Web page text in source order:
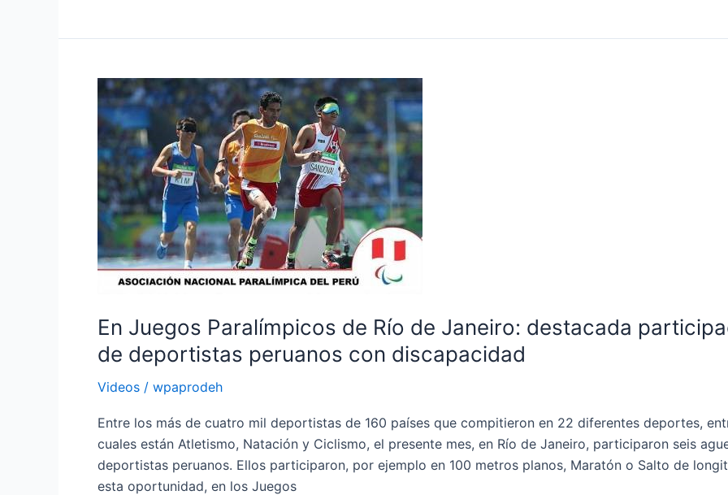
En Juegos Paralímpicos de Río de Janeiro: destacada
de deportistas peruanos con discapacidad
Videos / wpaprodeh
Entre los más de cuatro mil deportistas de 160 países que compitieron en 22 diferentes deportes,
cuales están Atletismo, Natación y Ciclismo, el presente mes, en Río de Janeiro, participaron seis
deportistas peruanos. Ellos participaron, por ejemplo en 100 metros planos, Maratón o Salto de
esta oportunidad, en los Juegos
En
Juegos
Paralímpicos
de
Río
de
Janeiro:
destacada
participación
peruanos
discapacidad